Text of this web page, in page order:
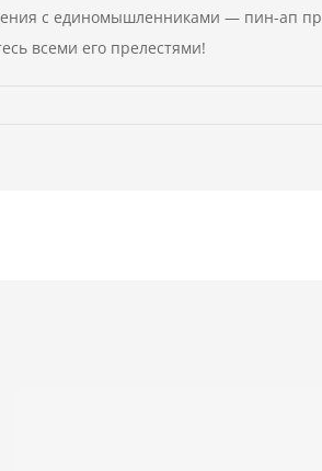
с единомышленниками — пин-ап
всеми его прелестями!